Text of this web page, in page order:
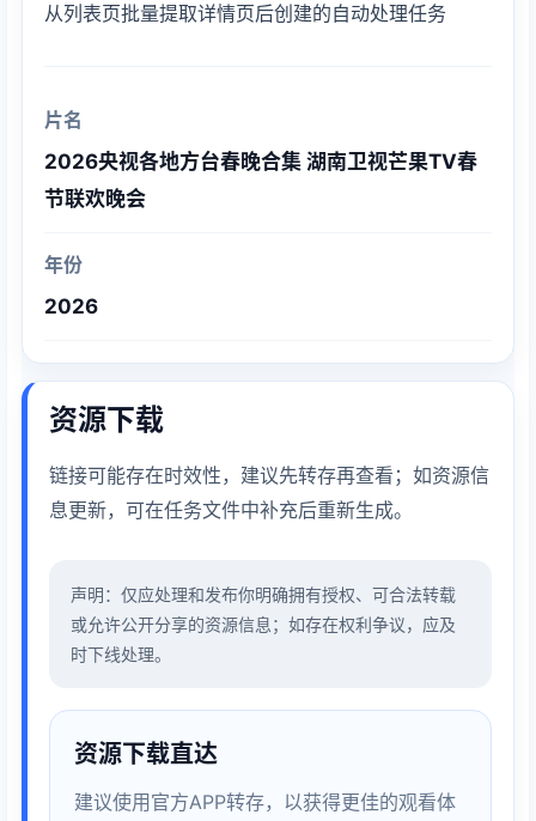
从列表页批量提取详情页后创建的自动处理任务
片名
2026央视各地方台春晚合集 湖南卫视芒果TV春
节联欢晚会
年份
2026
资源下载
链接可能存在时效性，建议先转存再查看；如资源信
息更新，可在任务文件中补充后重新生成。
声明：仅应处理和发布你明确拥有授权、可合法转载
或允许公开分享的资源信息；如存在权利争议，应及
时下线处理。
资源下载直达
建议使用官方APP转存，以获得更佳的观看体